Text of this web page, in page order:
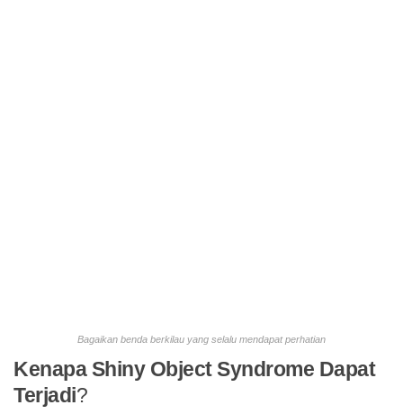
Bagaikan benda berkilau yang selalu mendapat perhatian
Kenapa Shiny Object Syndrome Dapat
Terjadi?